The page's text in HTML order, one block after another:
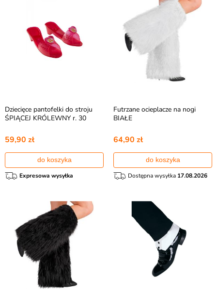
Dziecięce pantofelki do stroju
ŚPIĄCEJ KRÓLEWNY r. 30
59,90 zł
do koszyka
Expresowa wysyłka
Futrzane ocieplacze na nogi
BIAŁE
64,90 zł
do koszyka
Dostępna wysyłka 17.08.2026